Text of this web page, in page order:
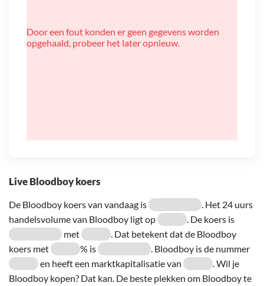
Live Bloodboy koers
De Bloodboy koers van vandaag is
. Het 24 uurs
handelsvolume van Bloodboy ligt op
. De koers is
met
. Dat betekent dat de Bloodboy
koers met
% is
. Bloodboy is de nummer
en heeft een marktkapitalisatie van
. Wil je
Bloodboy kopen? Dat kan. De beste plekken om Bloodboy te
Door een fout konden er geen gegevens worden
opgehaald, probeer het later opnieuw.